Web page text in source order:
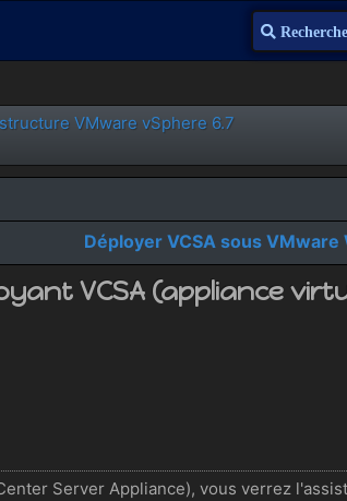
Recherche
VMware vSphere 6.7
Déployer VCSA sous VMware
VCSA (appliance
Server Appliance), vous verrez